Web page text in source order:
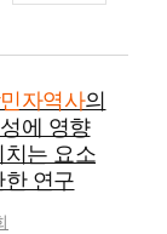
자역사의
에 영향
치는 요소
한 연구